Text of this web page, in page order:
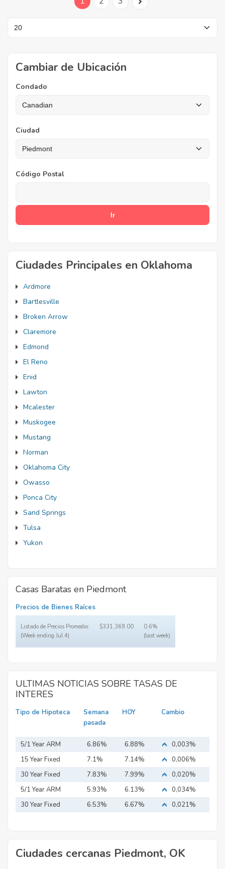
Cambiar de Ubicación
Condado
Ciudad
Código Postal
Ciudades Principales en Oklahoma
Ardmore
Bartlesville
Broken Arrow
Claremore
Edmond
El Reno
Enid
Lawton
Mcalester
Muskogee
Mustang
Norman
Oklahoma City
Owasso
Ponca City
Sand Springs
Tulsa
Yukon
Casas Baratas en Piedmont
Precios de Bienes Raíces
Listado de Precios Promedio:
(Week ending Jul 4)
$331,369.00
0.6%
(last week)
ULTIMAS NOTICIAS SOBRE TASAS DE
INTERES
Tipo de Hipoteca
Semana
pasada
HOY Cambio
5/1 Year ARM 6.86% 6.88%
0,003%
15 Year Fixed
Mortgage
7.1% 7.14%
0,006%
30 Year Fixed
Mortgage
7.83% 7.99%
0,020%
5/1 Year ARM
5.93% 6.13%
0,034%
30 Year Fixed
6.53% 6.67% 0,021%
Ciudades cercanas Piedmont, OK